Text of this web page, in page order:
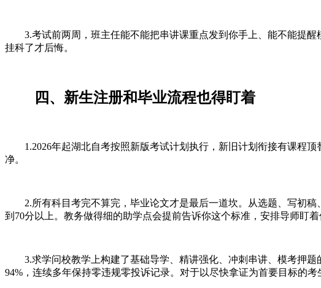
3.考试前两周，班主任能不能把串讲课重点发到你手上、能不能提醒
挂科了才后悔。
四、新生注册和毕业流程也得盯着
1.2026年起湖北自考按照新版考试计划执行，新旧计划衔接有课程顶
净。
2.所有科目考完不算完，毕业论文才是最后一道坎。从选题、写初稿
到70分以上。教务做得细的助学点会提前告诉你这个标准，安排导师盯
3.求学问校教学上构建了基础导学、精讲强化、冲刺串讲、模考押题
94%，连续多年保持零违规零投诉记录。对于以尽快拿证为首要目标的